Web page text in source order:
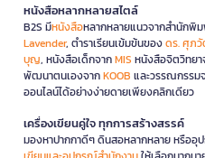
หนังสือหลากหลายสไตล์
B2S มีหนังสือหลากหลายแนวจากสำนักพิ
Lavender, ตำราเรียนเข้มข้นของดร. ศุภ
บุญ, หนังสือเด็กจากMIS หนังสือจิตวิทยา
พัฒนาตนเองจากKOOB และวรรณกรรม
ออนไลน์ได้อย่างง่ายดายเพียงคลิกเดียว
เครื่องเขียนคู่ใจ ทุกการสร้างสรรค์
มองหาปากกาดีๆ ดินสอหลากหลาย หรืออุ